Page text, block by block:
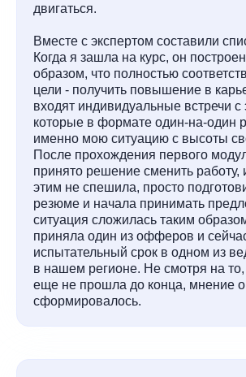
двигаться.
Вместе с экспертом составили
Когда я зашла на курс, он
образом, что полностью
цели - получить повышение в
входят индивидуальные встречи с
которые в формате один-на-один
именно мою ситуацию с высоты
После прохождения первого
принято решение сменить работу,
этим не спешила, просто
резюме и начала принимать
ситуация сложилась таким
приняла один из офферов и
испытательный срок в одном из
в нашем регионе. Не смотря на то,
еще не прошла до конца, мнение
сформировалось.